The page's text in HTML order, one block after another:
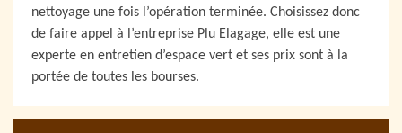
nettoyage une fois l’opération terminée. Choisissez donc
de faire appel à l’entreprise Plu Elagage, elle est une
experte en entretien d’espace vert et ses prix sont à la
portée de toutes les bourses.